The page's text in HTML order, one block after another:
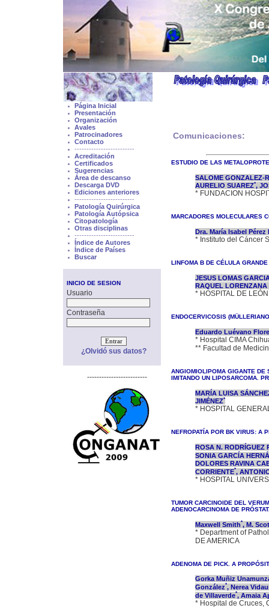
Página Inicial
Presentación
Organización
Avales
Patrocinadores
Contacto
-------------------------
Acreditación
Certificados
Sugerencias
Área de descanso
Descarga DVD
Ediciones anteriores
-------------------------
Patología Quirúrgica
Patología Autópsica
Citopatología
Otras disciplinas
-------------------------
Índice de Autores
Índice de Países
Buscar
INICIO DE SESION
Usuario
Contraseña
¿Olvidó sus datos?
-------------------------
Comunicaciones:
ESTUDIO DE LAS
SALOME GONZALEZ-
AURELIO SUAREZ*,
* FUNDACION
MARCADORES MOLECULARES
Dra. María Isabel Pérez
* Instituto del Cáncer
LINFOMA B DE CÉLULA
JESUS LOMAS
RAQUEL
* HOSPITAL DE
ENDOCERVICOSIS
Eduardo Luévano
* Hospital CIMA
** Facultad de
ANGIOMIOLIPOMA GIGANTE DE
IMITANDO UN LIPOSARCOMA.
MARÍA LUISA
JIMÉNEZ*
* HOSPITAL
NEFROPATÍA POR BK VIRUS: A
ROSA N. RODRÍGUEZ
SONIA GARCÍA
DOLORES RAVINA
CORRIENTE*,
* HOSPITAL
TUMOR CARCINOIDE DEL
ADENOCARCINOMA DE
Maxwell Smith*, M.
* Department of
DE AMERICA
ADENOMA DE PICK. A
Gorka Muñiz
González*, Nerea
de Villaverde*, Amaia
* Hospital de Cruces,